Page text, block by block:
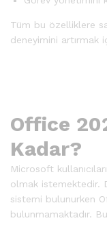
Tüm bu özelliklere
deneyimini artırmak
Office
Kadar?
Microsoft
olmak istemektedir.
sistemi bulunurken
bulunmamaktadır.